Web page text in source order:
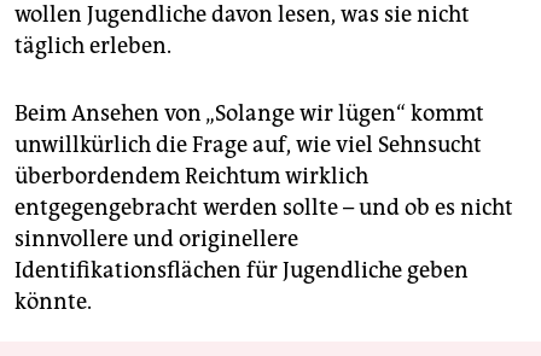
wollen Jugendliche davon lesen, was sie nicht
täglich erleben.
Beim Ansehen von „Solange wir lügen“ kommt
unwillkürlich die Frage auf, wie viel Sehnsucht
überbordendem Reichtum wirklich
entgegengebracht werden sollte – und ob es nicht
sinnvollere und originellere
Identifikationsflächen für Jugendliche geben
könnte.